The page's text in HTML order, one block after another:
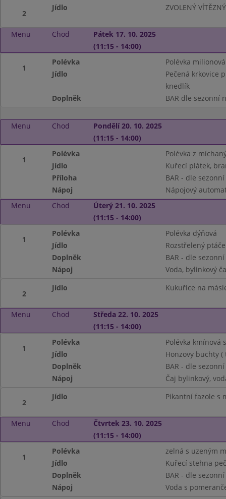
2
Jídlo ZVOLENÝ
Menu Chod
Pátek 17. 10. 2025
(11:15 - 14:00)
1
Polévka
Polévka
Jídlo
Pečená krkovice
knedlík
Doplněk
BAR dle sezonní
Menu Chod
Pondělí 20. 10. 2025
(11:15 - 14:00)
1
Polévka
Polévka z
Jídlo
Kuřecí plátek,
Příloha
BAR - dle
Nápoj
Nápojový
Menu
Chod
Úterý 21. 10. 2025
(11:15 - 14:00)
1
Polévka
Polévka dýňová
Jídlo
Rozstřelený
Doplněk
BAR - dle
Nápoj
Voda, bylinkový
2
Jídlo Kukuřice na
Menu Chod
Středa 22. 10. 2025
(11:15 - 14:00)
1
Polévka
Polévka kmínová
Jídlo
Honzovy buchty
Doplněk
BAR - dle
Nápoj
Čaj bylinkový,
2
Jídlo Pikantní fazole s
Menu Chod
Čtvrtek 23. 10. 2025
(11:15 - 14:00)
1
Polévka
zelná s uzeným
Jídlo
Kuřecí stehna
Doplněk
BAR - dle
Nápoj
Voda s